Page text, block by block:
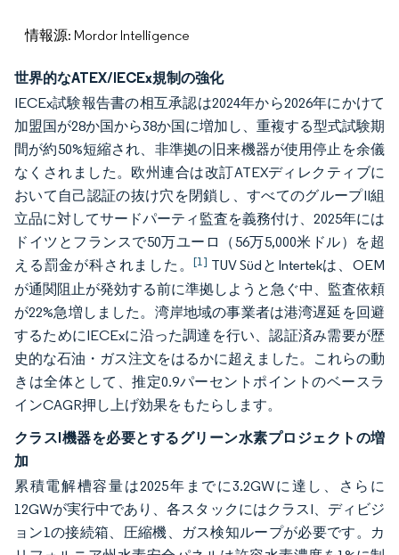
情報源: Mordor Intelligence
世界的なATEX/IECEx規制の強化
IECEx試験報告書の相互承認は2024年から2026年にかけて
加盟国が28か国から38か国に増加し、重複する型式試験期
間が約50%短縮され、非準拠の旧来機器が使用停止を余儀
なくされました。欧州連合は改訂ATEXディレクティブに
おいて自己認証の抜け穴を閉鎖し、すべてのグループII組
立品に対してサードパーティ監査を義務付け、2025年には
ドイツとフランスで50万ユーロ（56万5,000米ドル）を超
える罰金が科されました。[1] TUV SüdとIntertekは、OEM
が通関阻止が発効する前に準拠しようと急ぐ中、監査依頼
が22%急増しました。湾岸地域の事業者は港湾遅延を回避
するためにIECExに沿った調達を行い、認証済み需要が歴
史的な石油・ガス注文をはるかに超えました。これらの動
きは全体として、推定0.9パーセントポイントのベースラ
インCAGR押し上げ効果をもたらします。
クラスI機器を必要とするグリーン水素プロジェクトの増
加
累積電解槽容量は2025年までに3.2GWに達し、さらに
12GWが実行中であり、各スタックにはクラスI、ディビジ
ョン1の接続箱、圧縮機、ガス検知ループが必要です。カ